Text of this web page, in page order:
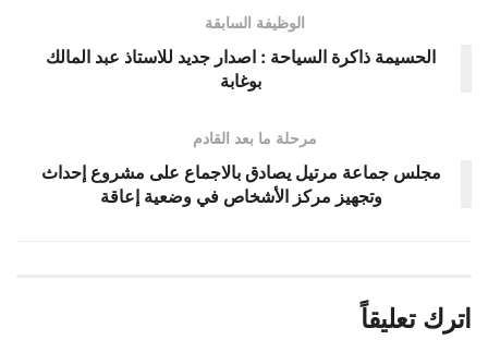
الوظيفة السابقة
الحسيمة ذاكرة السياحة : اصدار جديد للاستاذ عبد المالك
بوغابة
مرحلة ما بعد القادم
مجلس جماعة مرتيل يصادق بالاجماع على مشروع إحداث
وتجهيز مركز الأشخاص في وضعية إعاقة
اترك تعليقاً